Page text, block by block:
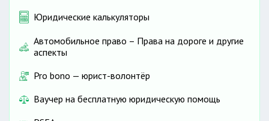
Юридические калькуляторы
Автомобильное право – Права на дороге и другие
аспекты
Pro bono — юрист-волонтёр
Ваучер на бесплатную юридическую помощь